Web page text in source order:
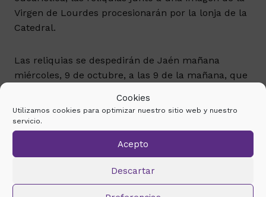
Cookies
Utilizamos cookies para optimizar nuestro sitio web y nuestro
servicio.
Acepto
Descartar
Virgen de Lourdes procesionarán por la lonja de la
Catedral.
Las reliquias se despedirán de Jaén mañana
miércoles, 9 de octubre, a las 9 de la mañana, que
Galería Fotográfica: “Eucaristía y adoración con las
reliquias de Santa Bernardita”